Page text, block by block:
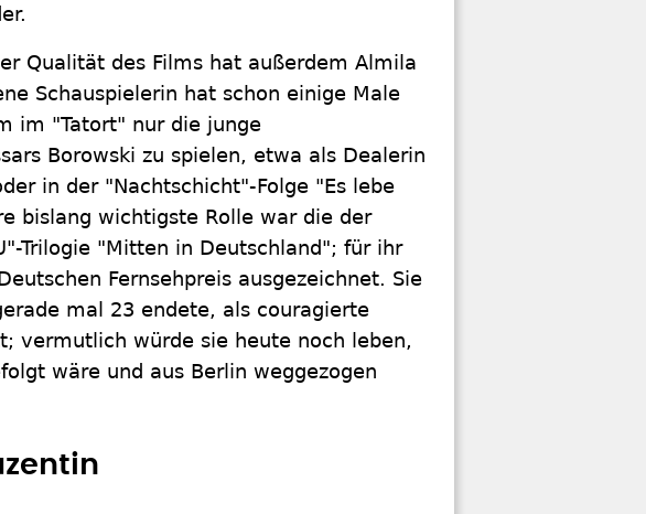
Qualität des Films hat außerdem Almila
Schauspielerin hat schon einige Male
im "Tatort" nur die junge
Borowski zu spielen, etwa als Dealerin
in der "Nachtschicht"-Folge "Es lebe
bislang wichtigste Rolle war die der
Trilogie "Mitten in Deutschland"; für ihr
Fernsehpreis ausgezeichnet. Sie
mal 23 endete, als couragierte
vermutlich würde sie heute noch leben,
wäre und aus Berlin weggezogen